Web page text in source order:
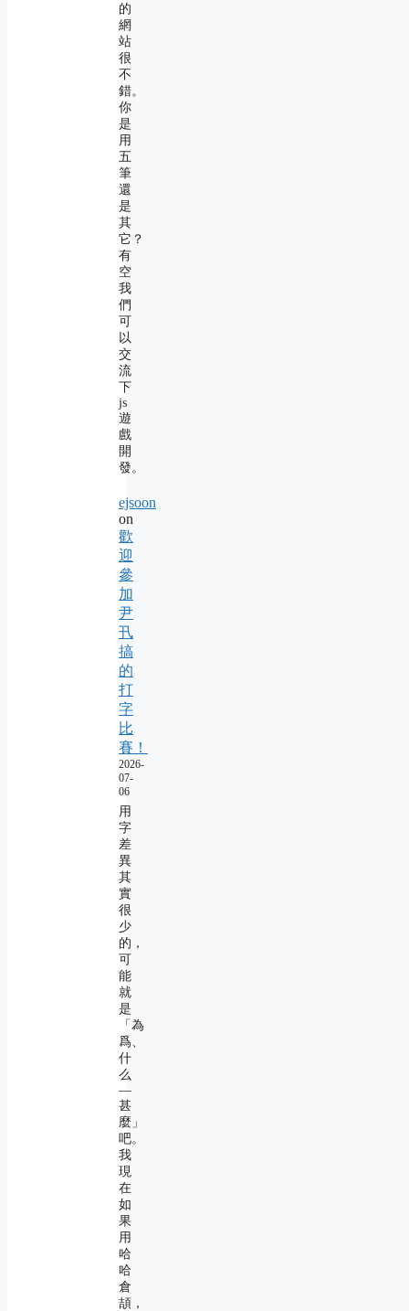
的
網
站
很
不
錯。
你
是
用
五
筆
還
是
其
它？
有
空
我
們
可
以
交
流
下
js
遊
戲
開
發。
ejsoon
on
歡
迎
參
加
尹
卂
搞
的
打
字
比
賽！
2026-
07-
06
用
字
差
異
其
實
很
少
的，
可
能
就
是
「為
爲、
什
么
―
甚
麼」
吧。
我
現
在
如
果
用
哈
哈
倉
頡，